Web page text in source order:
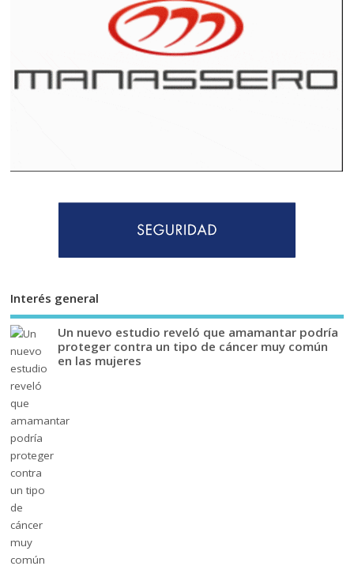
Interés general
Un nuevo estudio reveló que amamantar podría
proteger contra un tipo de cáncer muy común
en las mujeres